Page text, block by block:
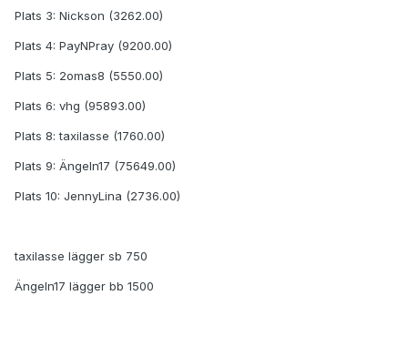
Plats 3: Nickson (3262.00)
Plats 4: PayNPray (9200.00)
Plats 5: 2omas8 (5550.00)
Plats 6: vhg (95893.00)
Plats 8: taxilasse (1760.00)
Plats 9: Ängeln17 (75649.00)
Plats 10: JennyLina (2736.00)
taxilasse lägger sb 750
Ängeln17 lägger bb 1500